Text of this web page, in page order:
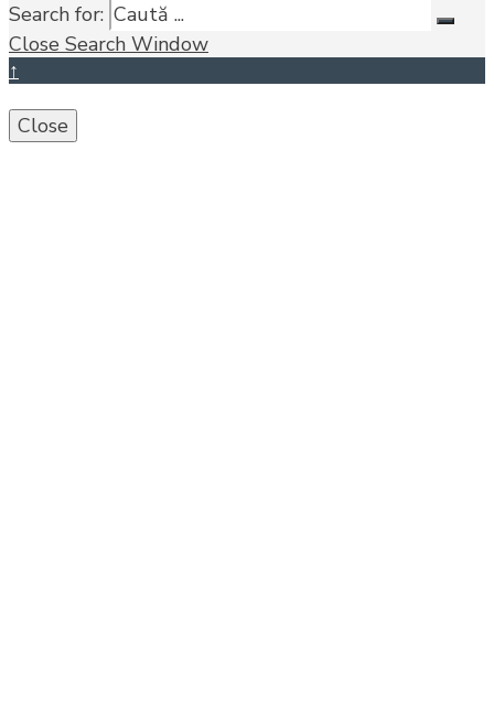
Search for:
Close Search Window
↑
Close